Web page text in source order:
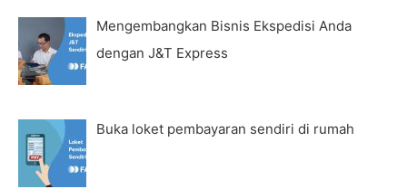
Mengembangkan Bisnis Ekspedisi Anda
dengan J&T Express
Buka loket pembayaran sendiri di rumah